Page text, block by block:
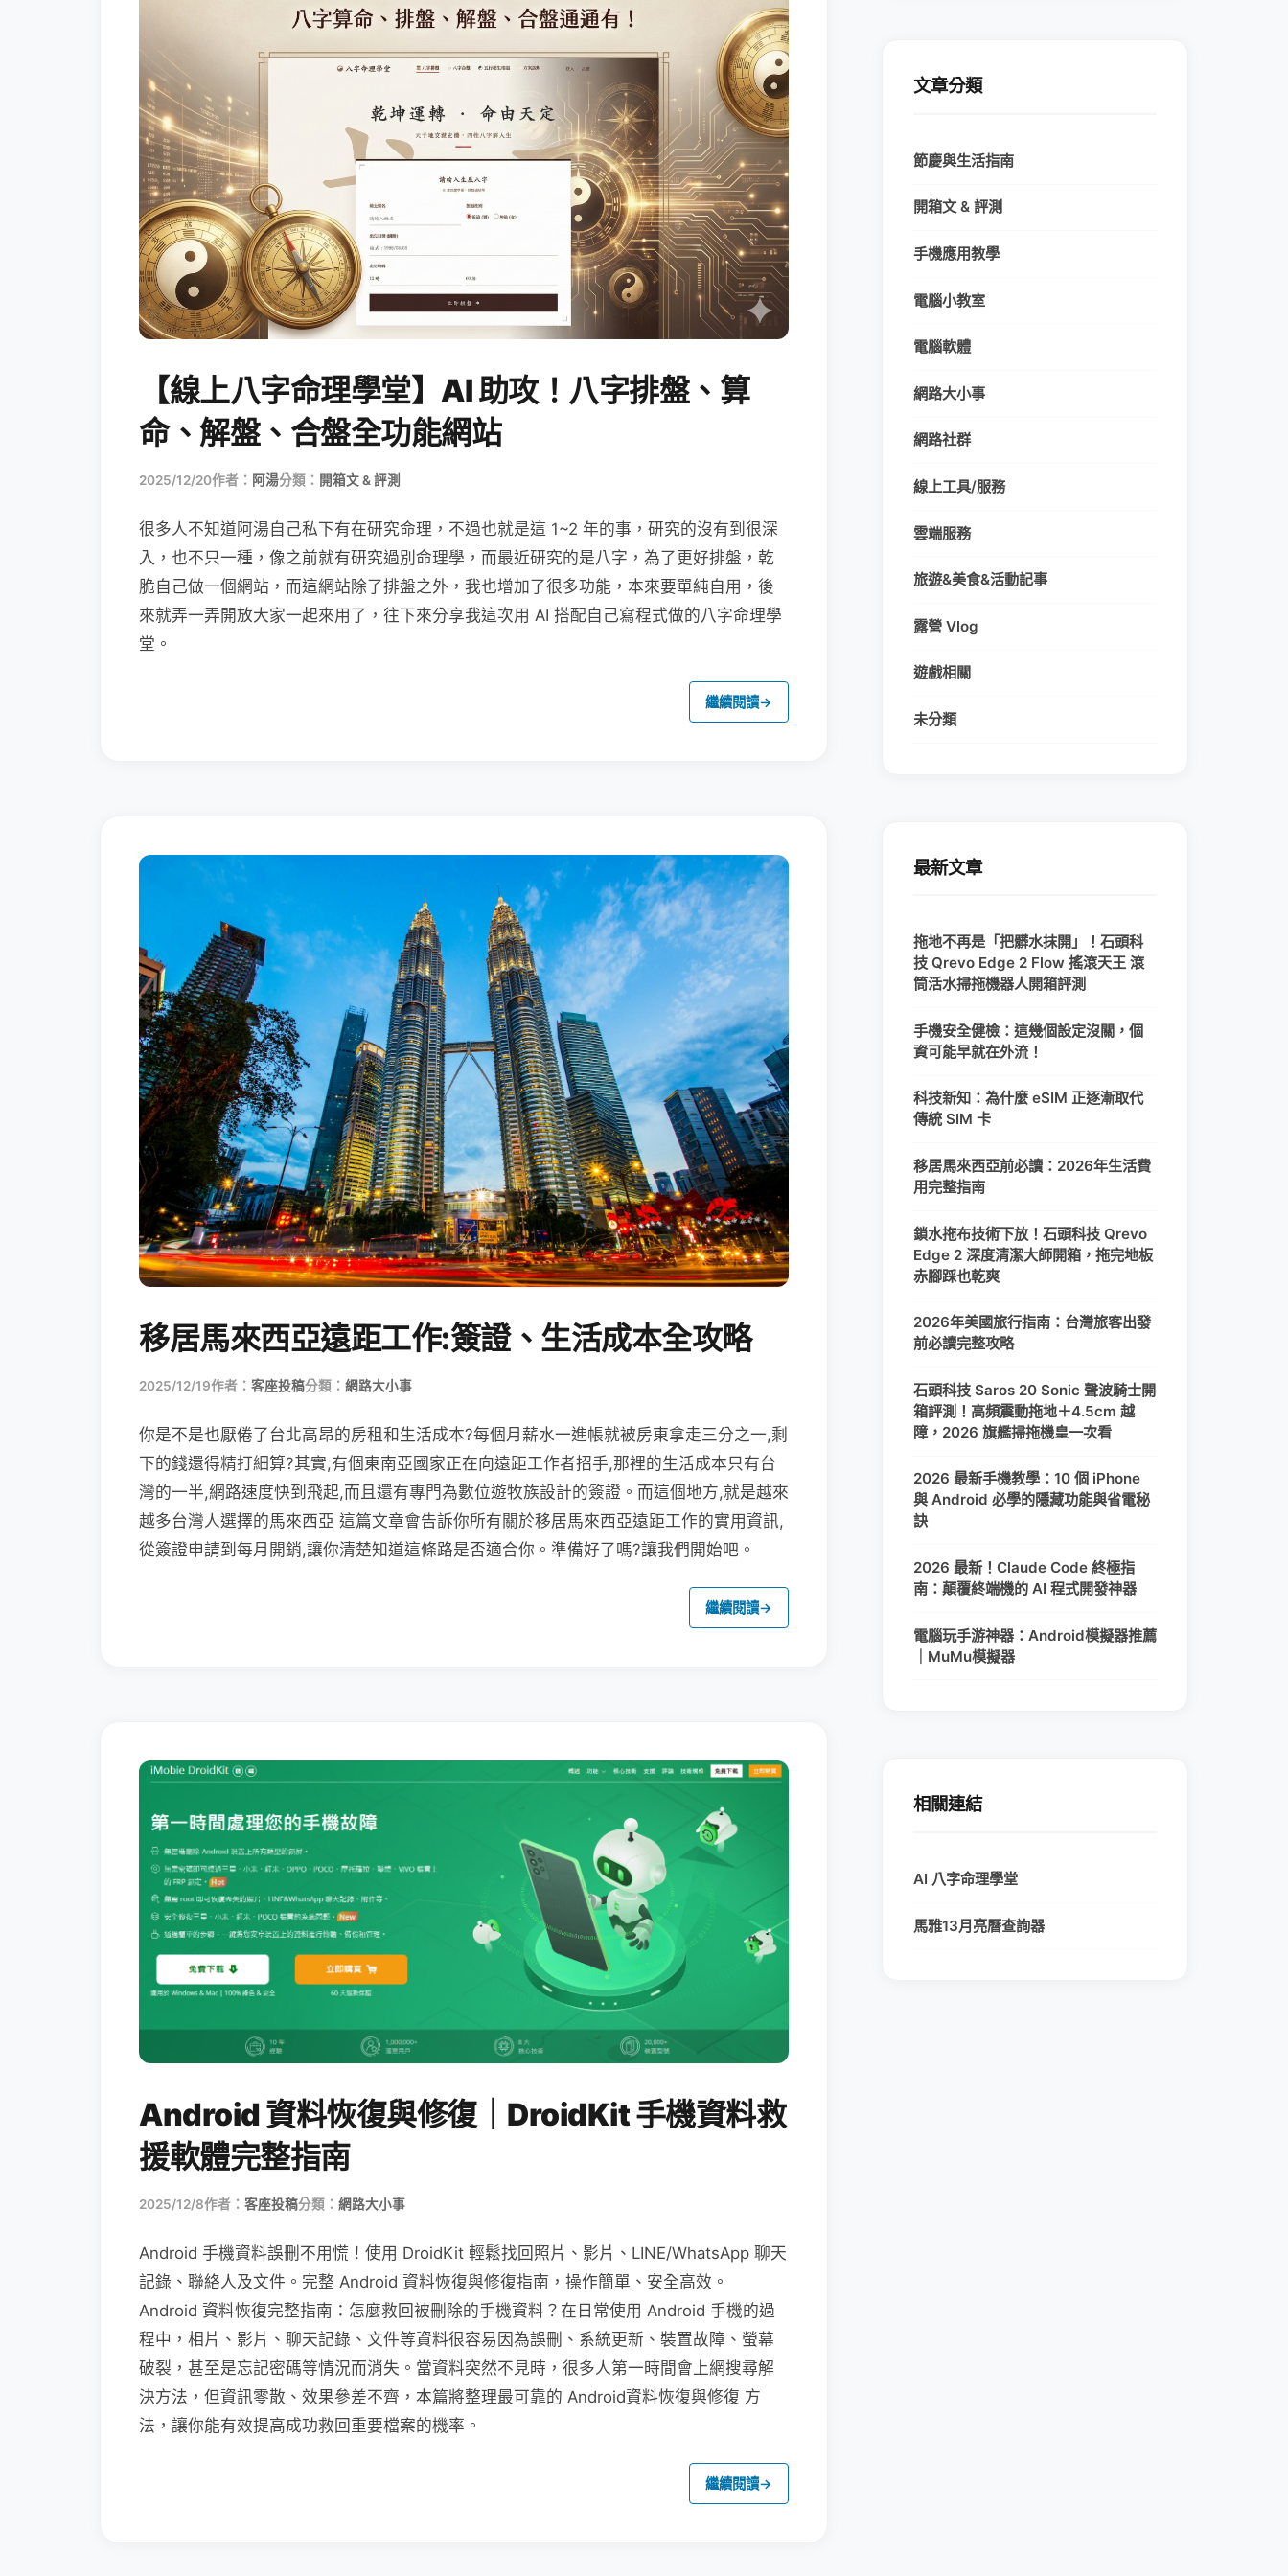
【線上八字命理學堂】AI 助攻！八字排盤、算
命、解盤、合盤全功能網站
2025/12/20作者： 阿湯分類： 開箱文 & 評測
很多人不知道阿湯自己私下有在研究命理，不過也就是這 1~2 年的事，研究的沒有到很深
入，也不只一種，像之前就有研究過別命理學，而最近研究的是八字，為了更好排盤，乾
脆自己做一個網站，而這網站除了排盤之外，我也增加了很多功能，本來要單純自用，後
來就弄一弄開放大家一起來用了，往下來分享我這次用 AI 搭配自己寫程式做的八字命理學
堂。
繼續閱讀→
移居馬來西亞遠距工作:簽證、生活成本全攻略
2025/12/19作者： 客座投稿分類： 網路大小事
你是不是也厭倦了台北高昂的房租和生活成本?每個月薪水一進帳就被房東拿走三分之一,剩
下的錢還得精打細算?其實,有個東南亞國家正在向遠距工作者招手,那裡的生活成本只有台
灣的一半,網路速度快到飛起,而且還有專門為數位遊牧族設計的簽證。而這個地方,就是越來
越多台灣人選擇的馬來西亞 這篇文章會告訴你所有關於移居馬來西亞遠距工作的實用資訊,
從簽證申請到每月開銷,讓你清楚知道這條路是否適合你。準備好了嗎?讓我們開始吧。
繼續閱讀→
Android 資料恢復與修復｜DroidKit 手機資料救
援軟體完整指南
2025/12/8作者： 客座投稿分類： 網路大小事
Android 手機資料誤刪不用慌！使用 DroidKit 輕鬆找回照片、影片、LINE/WhatsApp 聊天
記錄、聯絡人及文件。完整 Android 資料恢復與修復指南，操作簡單、安全高效。
Android 資料恢復完整指南：怎麼救回被刪除的手機資料？在日常使用 Android 手機的過
程中，相片、影片、聊天記錄、文件等資料很容易因為誤刪、系統更新、裝置故障、螢幕
破裂，甚至是忘記密碼等情況而消失。當資料突然不見時，很多人第一時間會上網搜尋解
決方法，但資訊零散、效果參差不齊，本篇將整理最可靠的 Android資料恢復與修復 方
法，讓你能有效提高成功救回重要檔案的機率。
繼續閱讀→
文章分類
節慶與生活指南
開箱文 & 評測
手機應用教學
電腦小教室
電腦軟體
網路大小事
網路社群
線上工具/服務
雲端服務
旅遊&美食&活動記事
露營 Vlog
遊戲相關
未分類
最新文章
拖地不再是「把髒水抹開」！石頭科
技 Qrevo Edge 2 Flow 搖滾天王 滾
筒活水掃拖機器人開箱評測
手機安全健檢：這幾個設定沒關，個
資可能早就在外流！
科技新知：為什麼 eSIM 正逐漸取代
傳統 SIM 卡
移居馬來西亞前必讀：2026年生活費
用完整指南
鎖水拖布技術下放！石頭科技 Qrevo
Edge 2 深度清潔大師開箱，拖完地板
赤腳踩也乾爽
2026年美國旅行指南：台灣旅客出發
前必讀完整攻略
石頭科技 Saros 20 Sonic 聲波騎士開
箱評測！高頻震動拖地＋4.5cm 越
障，2026 旗艦掃拖機皇一次看
2026 最新手機教學：10 個 iPhone
與 Android 必學的隱藏功能與省電秘
訣
2026 最新！Claude Code 終極指
南：顛覆終端機的 AI 程式開發神器
電腦玩手游神器：Android模擬器推薦
｜MuMu模擬器
相關連結
AI 八字命理學堂
馬雅13月亮曆查詢器